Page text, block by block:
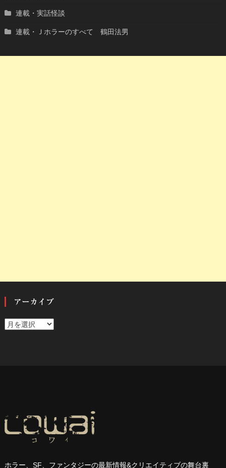
連載・実話怪談
連載・Ｊホラーのすべて 鶴田法男
アーカイブ
ア
ホラー、SF、ファンタジーの最新情報&クリエイティブの舞台裏